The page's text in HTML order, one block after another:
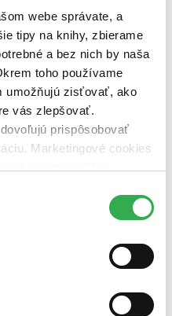
webe správate, a
tipy na knihy, zbierame
a bez nich by naša
toho používame
umožňujú zisťovať, ako
vás zlepšovať.
prispôsobovať
Marketingové cookies
používať všetky tieto